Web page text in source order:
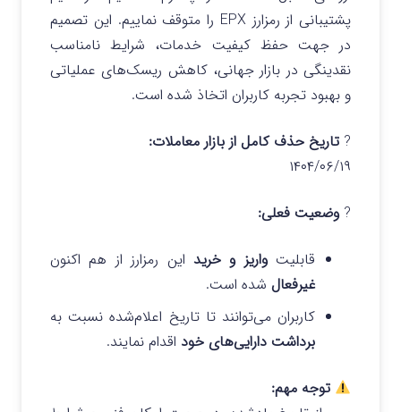
پشتیبانی از رمزارز EPX را متوقف نماییم. این تصمیم
در جهت حفظ کیفیت خدمات، شرایط نامناسب
نقدینگی در بازار جهانی، کاهش ریسک‌های عملیاتی
و بهبود تجربه کاربران اتخاذ شده است.
? تاریخ حذف کامل از بازار معاملات:
۱۴۰۴/۰۶/۱۹
?وضعیت فعلی:
قابلیتواریز و خرید این رمزارز از هم اکنون
غیرفعال شده است.
کاربران می‌توانند تا تاریخ اعلام‌شده نسبت به
برداشت دارایی‌های خود اقدام نمایند.
توجه مهم: